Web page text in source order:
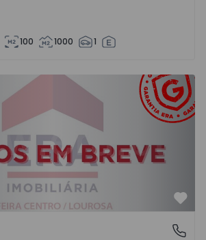
100 1000 1
de Gaia, Mafamude e Vilar do
do Paraíso, Porto